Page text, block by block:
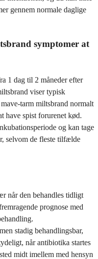
gennem normale daglige
symptomer at
1 dag til 2 måneder efter
viser typisk
tarm miltsbrand normalt
have spist forurenet kød.
og kan tage
selvom de fleste tilfælde
når den behandles tidligt
prognose med
stadig behandlingsbar,
når antibiotika startes
midt imellem med hensyn